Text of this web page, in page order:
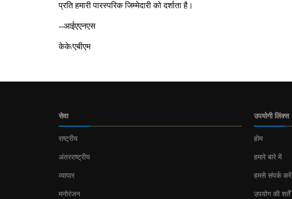
प्रति हमारी पारस्परिक जिम्मेदारी को दर्शाता है।
--आईएएनएस
केके/एबीएम
सेवा
राष्ट्रीय
अंतरराष्ट्रीय
व्यापार
मनोरंजन
उपयोगी लिंक्स
होम
हमारे बारे में
हमसे संपर्क करें
उपयोग की शर्तें